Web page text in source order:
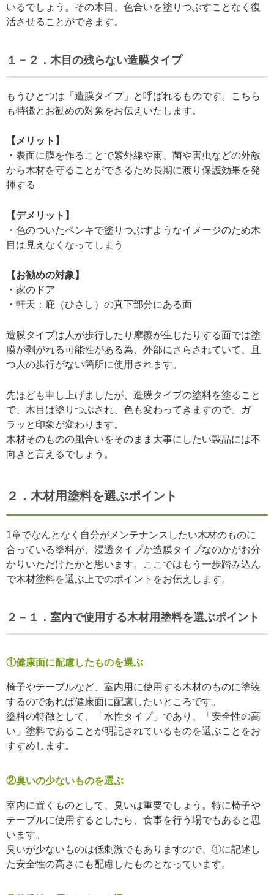
いるでしょう。その木目、色合いを塗りつぶすことなく復
活させることができます。
１－２．木目の残らない造膜タイプ
もうひとつは「造膜タイプ」と呼ばれるものです。こちら
も特徴とお勧めの対象をお伝えいたします。
【メリット】
・表面に膜を作ることで紫外線や雨、菌や害虫などの外敵
から木材を守ることができるため長期に渡り保護効果を発
揮する
【デメリット】
・色のついたペンキで塗りつぶすようなイメージのため木
目は見えなくなってしまう
【お勧めの対象】
・家のドア
・軒天：庇（ひさし）の真下部分にある面
造膜タイプは人が歩行したり摩擦が生じたりする面では塗
膜が剥がれる可能性がある為、外部にさらされていて、且
つ人の歩行がない箇所に使用されます。
先ほども申し上げましたが、造膜タイプの塗料を塗ること
で、木目は塗りつぶされ、色も変わってきますので、ガ
ラッと印象が変わります。
木材そのものの風合いをそのまま大事にしたい製品には不
向きと言えるでしょう。
２．木材用塗料を選ぶポイント
1章でなんとなく自分がメンテナンスしたい木材のものに
合っている塗料が、浸透タイプか造膜タイプなのかがお分
かりいただけたかと思います。ここではもう一歩踏み込ん
で木材塗料を選ぶ上でのポイントをお伝えします。
２－１．室内で使用する木材用塗料を選ぶポイント
①健康面に配慮したものを選ぶ
椅子やテーブルなど、室内用に使用する木材のものに塗装
するのであれば健康面に配慮したいところです。
塗料の特徴として、「水性タイプ」であり、「安全性の高
い」塗料であることが明記されているものを選ぶことをお
すすめします。
②臭いの少ないものを選ぶ
室内に置くものとして、臭いは重要でしょう。特に椅子や
テーブルに使用するとしたら、食事を行う場でもあると思
います。
臭いが少ないものは低刺激でもありますので、①に記述し
た安全性の高さにも配慮したものとなっています。